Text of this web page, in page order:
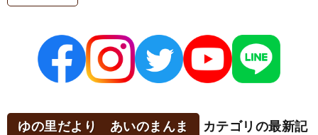
ゆの里だより あいのまんま
カテゴリの最新記